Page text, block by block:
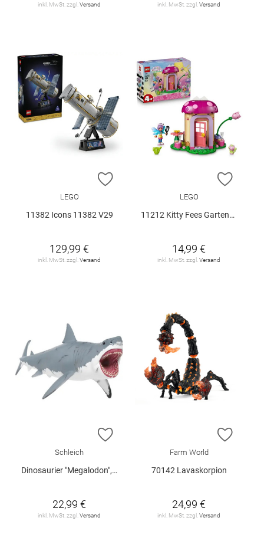
inkl. MwSt. zzgl. Versand inkl. MwSt. zzgl. Versand
ZUR WUNSCHLISTE HINZUFÜGEN
LEGO
11382 Icons 11382 V29
129,99 €
inkl. MwSt. zzgl. Versand
ZUR
LEGO
11212 Kitty Fees Gartenhaus V29
14,99 €
inkl. MwSt. zzgl. Versand
ZUR WUNSCHLISTE HINZUFÜGEN
Schleich
Dinosaurier "Megalodon", Schleich
22,99 €
inkl. MwSt. zzgl. Versand
ZUR
Farm World
70142 Lavaskorpion
24,99 €
inkl. MwSt. zzgl. Versand